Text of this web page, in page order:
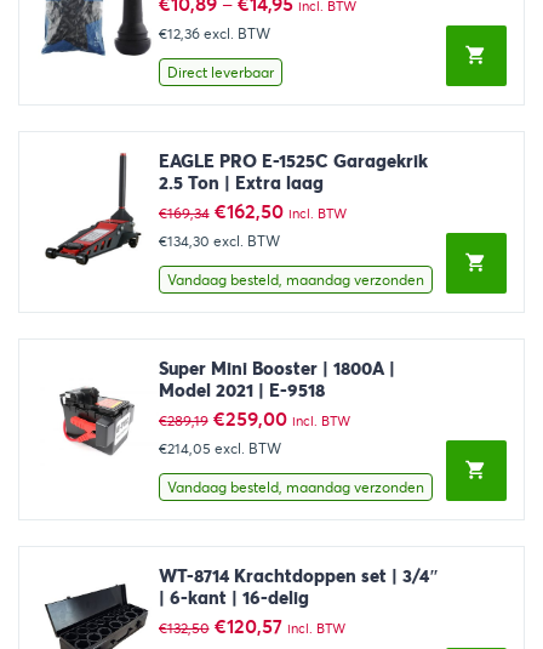
incl. BTW
€12,36 excl. BTW
Direct leverbaar
EAGLE PRO E-1525C Garagekrik
2.5 Ton | Extra laag
€169,34 Oorspronkelijke
prijs
was:
€169,34.
€162,50Huidige
€162,50.
incl. BTW
€134,30 excl. BTW
Vandaag besteld, maandag verzonden
Super Mini Booster | 1800A |
Model 2021 | E-9518
€289,19 Oorspronkelijke
prijs
was:
€289,19.
€259,00Huidige
€259,00.
incl. BTW
€214,05 excl. BTW
Vandaag besteld, maandag verzonden
WT-8714 Krachtdoppen set | 3/4″
| 6-kant | 16-delig
€132,50 Oorspronkelijke
€120,57Huidige
incl. BTW